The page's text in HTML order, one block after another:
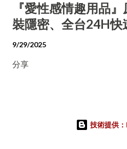
『愛性感情趣用品
裝隱密、全台24H快
9/29/2025
分享
技術提供